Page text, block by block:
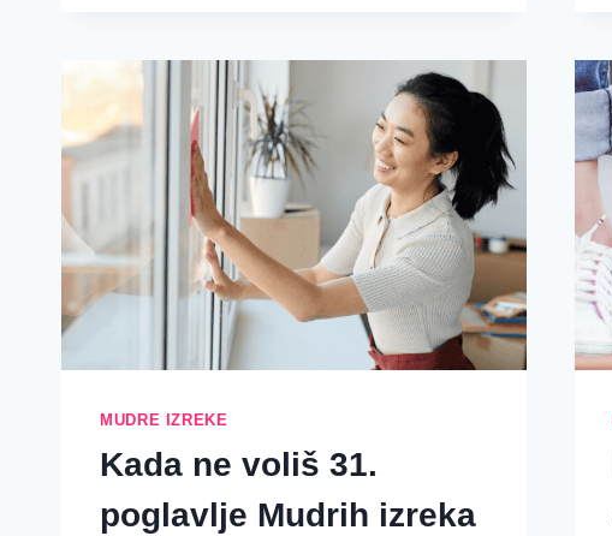
MUDRE IZREKE
Kada ne voliš 31.
poglavlje Mudrih izreka